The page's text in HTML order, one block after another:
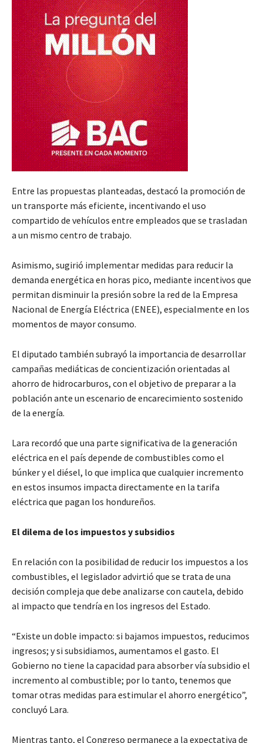
Entre las propuestas planteadas, destacó la promoción de
un transporte más eficiente, incentivando el uso
compartido de vehículos entre empleados que se trasladan
a un mismo centro de trabajo.
Asimismo, sugirió implementar medidas para reducir la
demanda energética en horas pico, mediante incentivos que
permitan disminuir la presión sobre la red de la Empresa
Nacional de Energía Eléctrica (ENEE), especialmente en los
momentos de mayor consumo.
El diputado también subrayó la importancia de desarrollar
campañas mediáticas de concientización orientadas al
ahorro de hidrocarburos, con el objetivo de preparar a la
población ante un escenario de encarecimiento sostenido
de la energía.
Lara recordó que una parte significativa de la generación
eléctrica en el país depende de combustibles como el
búnker y el diésel, lo que implica que cualquier incremento
en estos insumos impacta directamente en la tarifa
eléctrica que pagan los hondureños.
El dilema de los impuestos y subsidios
En relación con la posibilidad de reducir los impuestos a los
combustibles, el legislador advirtió que se trata de una
decisión compleja que debe analizarse con cautela, debido
al impacto que tendría en los ingresos del Estado.
“Existe un doble impacto: si bajamos impuestos, reducimos
ingresos; y si subsidiamos, aumentamos el gasto. El
Gobierno no tiene la capacidad para absorber vía subsidio el
incremento al combustible; por lo tanto, tenemos que
tomar otras medidas para estimular el ahorro energético”,
concluyó Lara.
Mientras tanto, el Congreso permanece a la expectativa de